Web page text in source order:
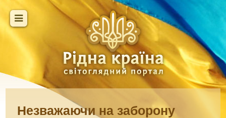
Незважаючи на заборону